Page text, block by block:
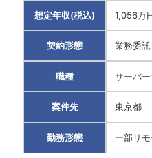
想定年収(税込) 1,056万
契約形態 業務委託
職種 サーバ
案件先 東京都
勤務形態 一部リモ